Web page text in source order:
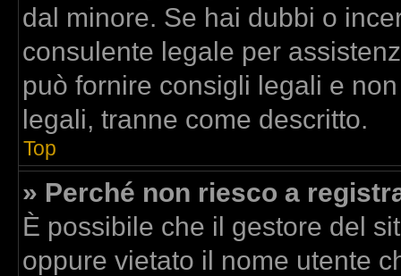
dal minore. Se hai dubbi o
consulente legale per
può fornire consigli legali e
legali, tranne come descritto.
Top
» Perché non riesco a
È possibile che il gestore del
oppure vietato il nome utente